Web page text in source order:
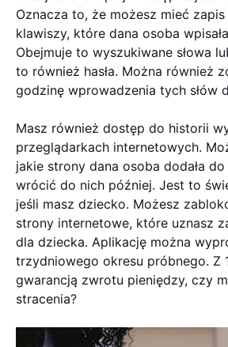
Oznacza to, że możesz mieć zapis
klawiszy, które dana osoba
Obejmuje to wyszukiwane słowa
to również hasła. Można również
godzinę wprowadzenia tych słów
Masz również dostęp do historii
przeglądarkach internetowych.
jakie strony dana osoba dodała do
wrócić do nich później. Jest to
jeśli masz dziecko. Możesz
strony internetowe, które uznasz
dla dziecka. Aplikację można
trzydniowego okresu próbnego. Z
gwarancją zwrotu pieniędzy, czy
stracenia?